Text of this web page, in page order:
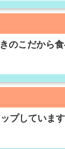
こだから食
プしていま